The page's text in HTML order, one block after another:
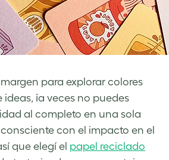
para explorar colores
ideas, ¡a veces no puedes
al completo en una sola
con el impacto en el
que elegí el papel reciclado